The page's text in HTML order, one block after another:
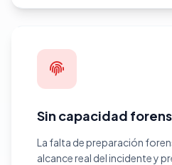
Sin capacidad
La falta de preparación
alcance real del incidente y